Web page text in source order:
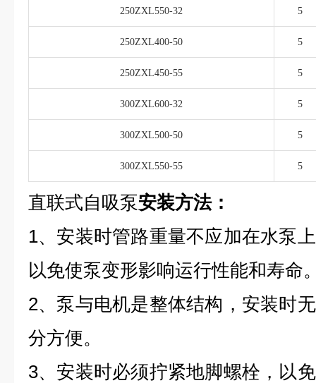
250ZXL550-32 5
250ZXL400-50 5
250ZXL450-55 5
300ZXL600-32 5
300ZXL500-50 5
300ZXL550-55 5
直联式自吸泵安装方法：
1、安装时管路重量不应加在水泵
以免使泵变形影响运行性能和寿命
2、泵与电机是整体结构，安装时
分方便。
3、安装时必须拧紧地脚螺栓，以